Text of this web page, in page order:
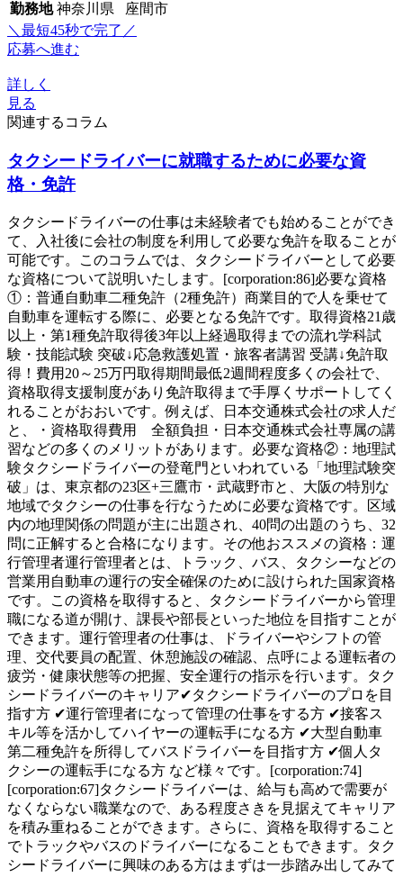
勤務地 神奈川県 座間市
＼最短45秒で完了／
応募へ進む
詳しく
見る
関連するコラム
タクシードライバーに就職するために必要な資
格・免許
タクシードライバーの仕事は未経験者でも始めることができ
て、入社後に会社の制度を利用して必要な免許を取ることが
可能です。このコラムでは、タクシードライバーとして必要
な資格について説明いたします。[corporation:86]必要な資格
①：普通自動車二種免許（2種免許）商業目的で人を乗せて
自動車を運転する際に、必要となる免許です。取得資格21歳
以上・第1種免許取得後3年以上経過取得までの流れ学科試
験・技能試験 突破↓応急救護処置・旅客者講習 受講↓免許取
得！費用20～25万円取得期間最低2週間程度多くの会社で、
資格取得支援制度があり免許取得まで手厚くサポートしてく
れることがおおいです。例えば、日本交通株式会社の求人だ
と、・資格取得費用 全額負担・日本交通株式会社専属の講
習などの多くのメリットがあります。必要な資格②：地理試
験タクシードライバーの登竜門といわれている「地理試験突
破」は、東京都の23区+三鷹市・武蔵野市と、大阪の特別な
地域でタクシーの仕事を行なうために必要な資格です。区域
内の地理関係の問題が主に出題され、40問の出題のうち、32
問に正解すると合格になります。その他おススメの資格：運
行管理者運行管理者とは、トラック、バス、タクシーなどの
営業用自動車の運行の安全確保のために設けられた国家資格
です。この資格を取得すると、タクシードライバーから管理
職になる道が開け、課長や部長といった地位を目指すことが
できます。運行管理者の仕事は、ドライバーやシフトの管
理、交代要員の配置、休憩施設の確認、点呼による運転者の
疲労・健康状態等の把握、安全運行の指示を行います。タク
シードライバーのキャリア✔タクシードライバーのプロを目
指す方 ✔運行管理者になって管理の仕事をする方 ✔接客ス
キル等を活かしてハイヤーの運転手になる方 ✔大型自動車
第二種免許を所得してバスドライバーを目指す方 ✔個人タ
クシーの運転手になる方 など様々です。[corporation:74]
[corporation:67]タクシードライバーは、給与も高めで需要が
なくならない職業なので、ある程度さきを見据えてキャリア
を積み重ねることができます。さらに、資格を取得すること
でトラックやバスのドライバーになることもできます。タク
シードライバーに興味のある方はまずは一歩踏み出してみて